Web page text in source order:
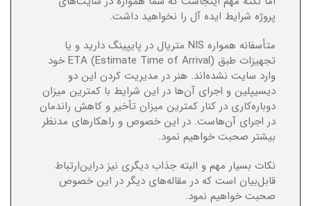
پروژه شرایط ایده آل را نخواهید داشت.
متأسفانه همواره NIS متریال در پایپینگ دارید و یا
تجهیزات طبق (ETA (Estimate Time of Arrival خود
وارد سایت نشده‌اند. هنر در مدیریت کردن این دو
دیسیپلین و اجرای آن‌ها در این شرایط با کمترین میزان
دوباره‌کاری در کنار کمترین میزان تأخیر و کاهش راندمان
در اجرای آن‌هاست. در این خصوص و راهکارهای مدنظر
بیشتر صحبت خواهیم نمود.
نکات بسیار مهم و البته جذاب دیگری نیز دراین‌ارتباط
قابل‌بیان است که در مقاله‌های دیگر در این خصوص
صحبت خواهیم نمود.